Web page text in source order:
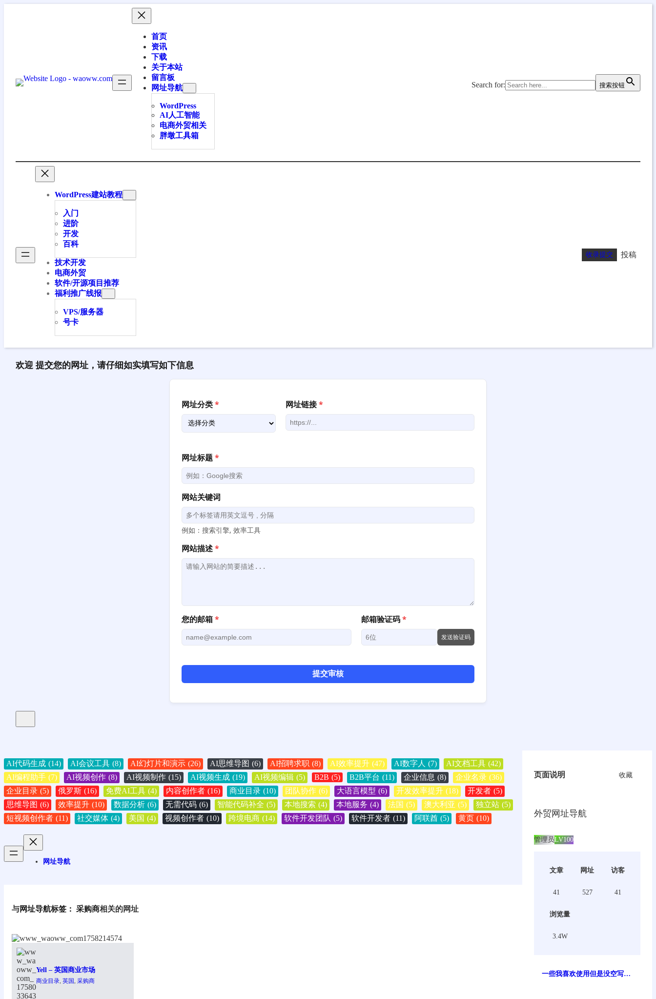
首页
资讯
下载
关于本站
留言板
网址导航
WordPress
AI人工智能
电商外贸相关
胖墩工具箱
Search for: 搜索按钮
WordPress建站教程
入门
进阶
开发
百科
技术开发
电商外贸
软件/开源项目推荐
福利推广线报
VPS/服务器
号卡
收录提交 投稿
欢迎 提交您的网址，请仔细如实填写如下信息
网址分类* 网址链接*
网址标题*
网站关键词
例如：搜索引擎, 效率工具
网站描述*
您的邮箱* 邮箱验证码*
发送验证码
提交审核
AI代码生成 (14) AI会议工具 (8) AI幻灯片和演示 (26) AI思维导图 (6) AI招聘求职 (8) AI效率提升 (47) AI数字人 (7) AI文档工具 (42)
AI编程助手 (7) AI视频创作 (8) AI视频制作 (15) AI视频生成 (19) AI视频编辑 (5) B2B (5) B2B平台 (11) 企业信息 (8) 企业名录 (36)
企业目录 (5) 俄罗斯 (16) 免费AI工具 (4) 内容创作者 (16) 商业目录 (10) 团队协作 (6) 大语言模型 (6) 开发效率提升 (18) 开发者 (5)
思维导图 (6) 效率提升 (10) 数据分析 (6) 无需代码 (6) 智能代码补全 (5) 本地搜索 (4) 本地服务 (4) 法国 (5) 澳大利亚 (5) 独立站 (5)
短视频创作者 (11) 社交媒体 (4) 美国 (4) 视频创作者 (10) 跨境电商 (14) 软件开发团队 (5) 软件开发者 (11) 阿联酋 (5) 黄页 (10)
网址导航
与网址导航标签： 采购商相关的网址
Yell – 英国商业市场
商业目录 英国 采购商
页面说明 收藏
外贸网址导航
管理员LV100
文章
41
网址
527
访客
41
浏览量
3.4W
一些我喜欢使用但是没空写介